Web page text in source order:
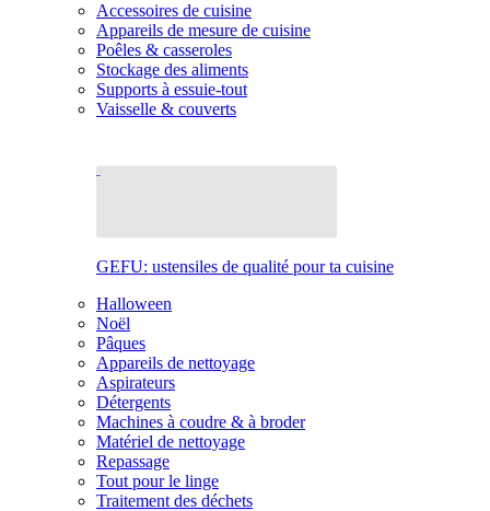
Accessoires de cuisine
Appareils de mesure de cuisine
Poêles & casseroles
Stockage des aliments
Supports à essuie-tout
Vaisselle & couverts
GEFU: ustensiles de qualité pour ta cuisine
Halloween
Noël
Pâques
Appareils de nettoyage
Aspirateurs
Détergents
Machines à coudre & à broder
Matériel de nettoyage
Repassage
Tout pour le linge
Traitement des déchets